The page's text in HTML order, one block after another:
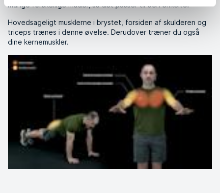
mange forskellige måder, så det passer til den enkelte.
Hovedsageligt musklerne i brystet, forsiden af ​​skulderen og
triceps trænes i denne øvelse. Derudover træner du også
dine kernemuskler.